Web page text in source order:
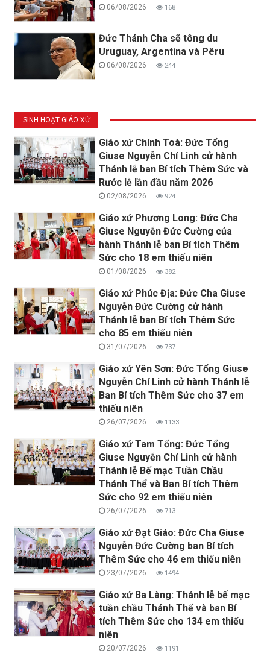
06/08/2026 168
Đức Thánh Cha sẽ tông du
Uruguay, Argentina và Pêru
06/08/2026 244
SINH HOẠT GIÁO XỨ
Giáo xứ Chính Toà: Đức Tổng
Giuse Nguyễn Chí Linh cử hành
Thánh lễ ban Bí tích Thêm Sức và
Rước lễ lần đầu năm 2026
02/08/2026 924
Giáo xứ Phương Long: Đức Cha
Giuse Nguyễn Đức Cường của
hành Thánh lễ ban Bí tích Thêm
Sức cho 18 em thiếu niên
01/08/2026 382
Giáo xứ Phúc Địa: Đức Cha Giuse
Nguyễn Đức Cường cử hành
Thánh lễ ban Bí tích Thêm Sức
cho 85 em thiếu niên
31/07/2026 737
Giáo xứ Yên Sơn: Đức Tổng Giuse
Nguyễn Chí Linh cử hành Thánh lễ
Ban Bí tích Thêm Sức cho 37 em
thiếu niên
26/07/2026 1133
Giáo xứ Tam Tổng: Đức Tổng
Giuse Nguyễn Chí Linh cử hành
Thánh lễ Bế mạc Tuần Chầu
Thánh Thể và Ban Bí tích Thêm
Sức cho 92 em thiếu niên
26/07/2026 713
Giáo xứ Đạt Giáo: Đức Cha Giuse
Nguyễn Đức Cường ban Bí tích
Thêm Sức cho 46 em thiếu niên
23/07/2026 1494
Giáo xứ Ba Làng: Thánh lễ bế mạc
tuần chầu Thánh Thể và ban Bí
tích Thêm Sức cho 134 em thiếu
niên
20/07/2026 1191